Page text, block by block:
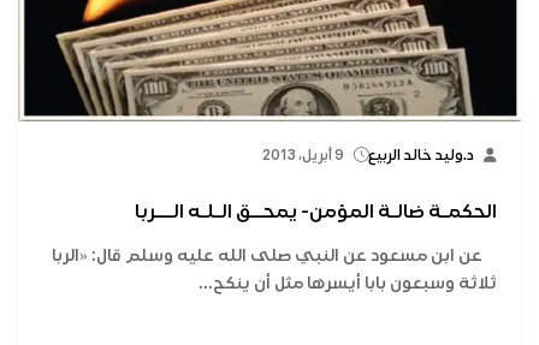
د.وليد خالد الربيع 9 أبريل، 2013
الحكمـة ضالـة المؤمن- يمحــق الـلـه الـــربا
عن ابن مسعود عن النبي صلى الله عليه وسلم قال: «الربا
ثلاثة وسبعون بابا أيسرها مثل أن ينكح...